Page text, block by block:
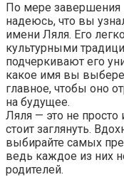
По мере завершения
надеюсь, что вы
имени Ляля. Его
культурными
подчеркивают его
какое имя вы
главное, чтобы оно
на будущее.
Ляля — это не
стоит заглянуть.
выбирайте самых
ведь каждое из них
родителей.